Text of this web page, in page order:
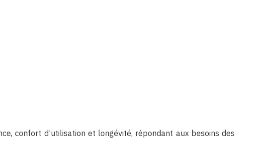
confort d’utilisation et longévité, répondant aux besoins des